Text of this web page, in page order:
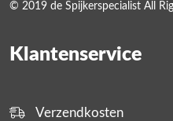
© 2019 de Spijkerspecialist All
Klantenservice
Verzendkosten